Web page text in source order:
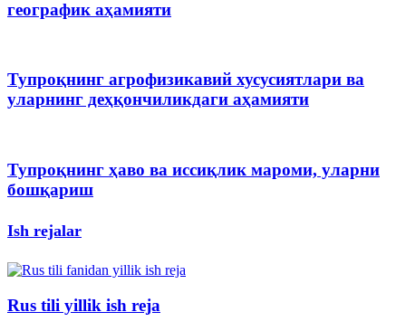
географик аҳамияти
Тупроқнинг агрофизикавий хусусиятлари ва
уларнинг деҳқончиликдаги аҳамияти
Тупроқнинг ҳаво ва иссиқлик мароми, уларни
бошқариш
Ish rejalar
Rus tili yillik ish reja